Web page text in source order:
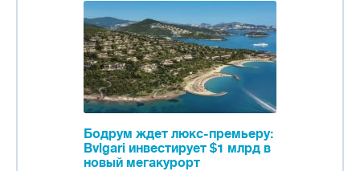
Бодрум ждет люкс-премьеру:
Bvlgari инвестирует $1 млрд в
новый мегакурорт